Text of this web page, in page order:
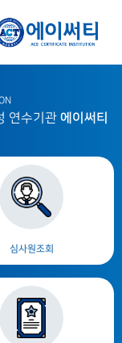
연수기관 에이써티
심사원조회